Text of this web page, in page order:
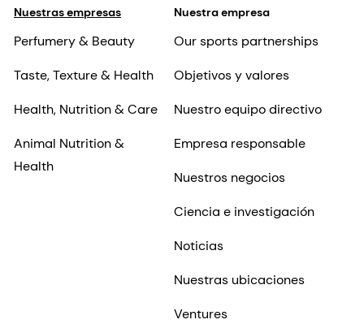
Nuestras empresas
Perfumery & Beauty
Taste, Texture & Health
Health, Nutrition & Care
Animal Nutrition &
Health
Nuestra empresa
Our sports partnerships
Objetivos y valores
Nuestro equipo directivo
Empresa responsable
Nuestros negocios
Ciencia e investigación
Noticias
Nuestras ubicaciones
Ventures